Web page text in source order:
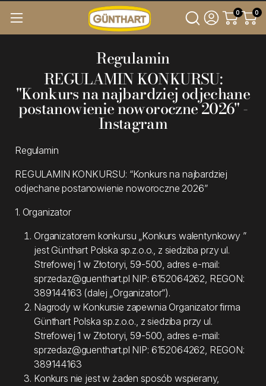
0 0
Regulamin
REGULAMIN KONKURSU:
"Konkurs na najbardziej odjechane
postanowienie noworoczne 2026" -
Instagram
Regulamin
REGULAMIN KONKURSU: “Konkurs na najbardziej
odjechane postanowienie noworoczne 2026”
1. Organizator
Organizatorem konkursu „Konkurs walentynkowy ”
jest Günthart Polska sp.z.o.o., z siedziba przy ul.
Strefowej 1 w Złotoryi, 59-500, adres e-mail:
sprzedaz@guenthart.pl NIP: 6152064262, REGON:
389144163 (dalej „Organizator”).
Nagrody w Konkursie zapewnia Organizator firma
Günthart Polska sp.z.o.o., z siedziba przy ul.
Strefowej 1 w Złotoryi, 59-500, adres e-mail:
sprzedaz@guenthart.pl NIP: 6152064262, REGON:
389144163
Konkurs nie jest w żaden sposób wspierany,